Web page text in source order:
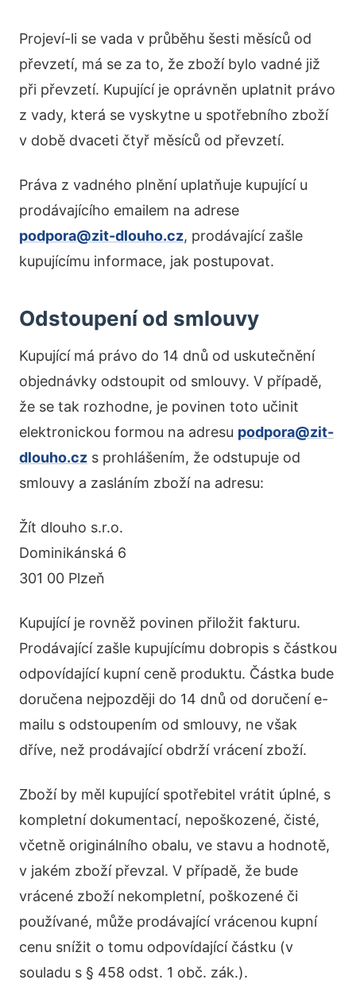
Projeví-li se vada v průběhu šesti měsíců od
převzetí, má se za to, že zboží bylo vadné již
při převzetí. Kupující je oprávněn uplatnit právo
z vady, která se vyskytne u spotřebního zboží
v době dvaceti čtyř měsíců od převzetí.
Práva z vadného plnění uplatňuje kupující u
prodávajícího emailem na adrese
podpora@zit-dlouho.cz, prodávající zašle
kupujícímu informace, jak postupovat.
Odstoupení od smlouvy
Kupující má právo do 14 dnů od uskutečnění
objednávky odstoupit od smlouvy. V případě,
že se tak rozhodne, je povinen toto učinit
elektronickou formou na adresu podpora@zit-
dlouho.cz s prohlášením, že odstupuje od
smlouvy a zasláním zboží na adresu:
Žít dlouho s.r.o.
Dominikánská 6
301 00 Plzeň
Kupující je rovněž povinen přiložit fakturu.
Prodávající zašle kupujícímu dobropis s částkou
odpovídající kupní ceně produktu. Částka bude
doručena nejpozději do 14 dnů od doručení e-
mailu s odstoupením od smlouvy, ne však
dříve, než prodávající obdrží vrácení zboží.
Zboží by měl kupující spotřebitel vrátit úplné, s
kompletní dokumentací, nepoškozené, čisté,
včetně originálního obalu, ve stavu a hodnotě,
v jakém zboží převzal. V případě, že bude
vrácené zboží nekompletní, poškozené či
používané, může prodávající vrácenou kupní
cenu snížit o tomu odpovídající částku (v
souladu s § 458 odst. 1 obč. zák.).